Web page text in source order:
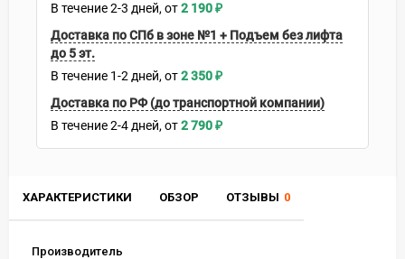
ХАРАКТЕРИСТИКИ ОБЗОР ОТЗЫВЫ 0
Производитель
В течение2-3 дней 2 190₽
Доставка по СПб в зоне №1 + Подъем без лифта
до 5 эт.
В течение 1-2 дней 2 350₽
Доставка по РФ (до транспортной компании)
В течение2-4 дней 2 790₽